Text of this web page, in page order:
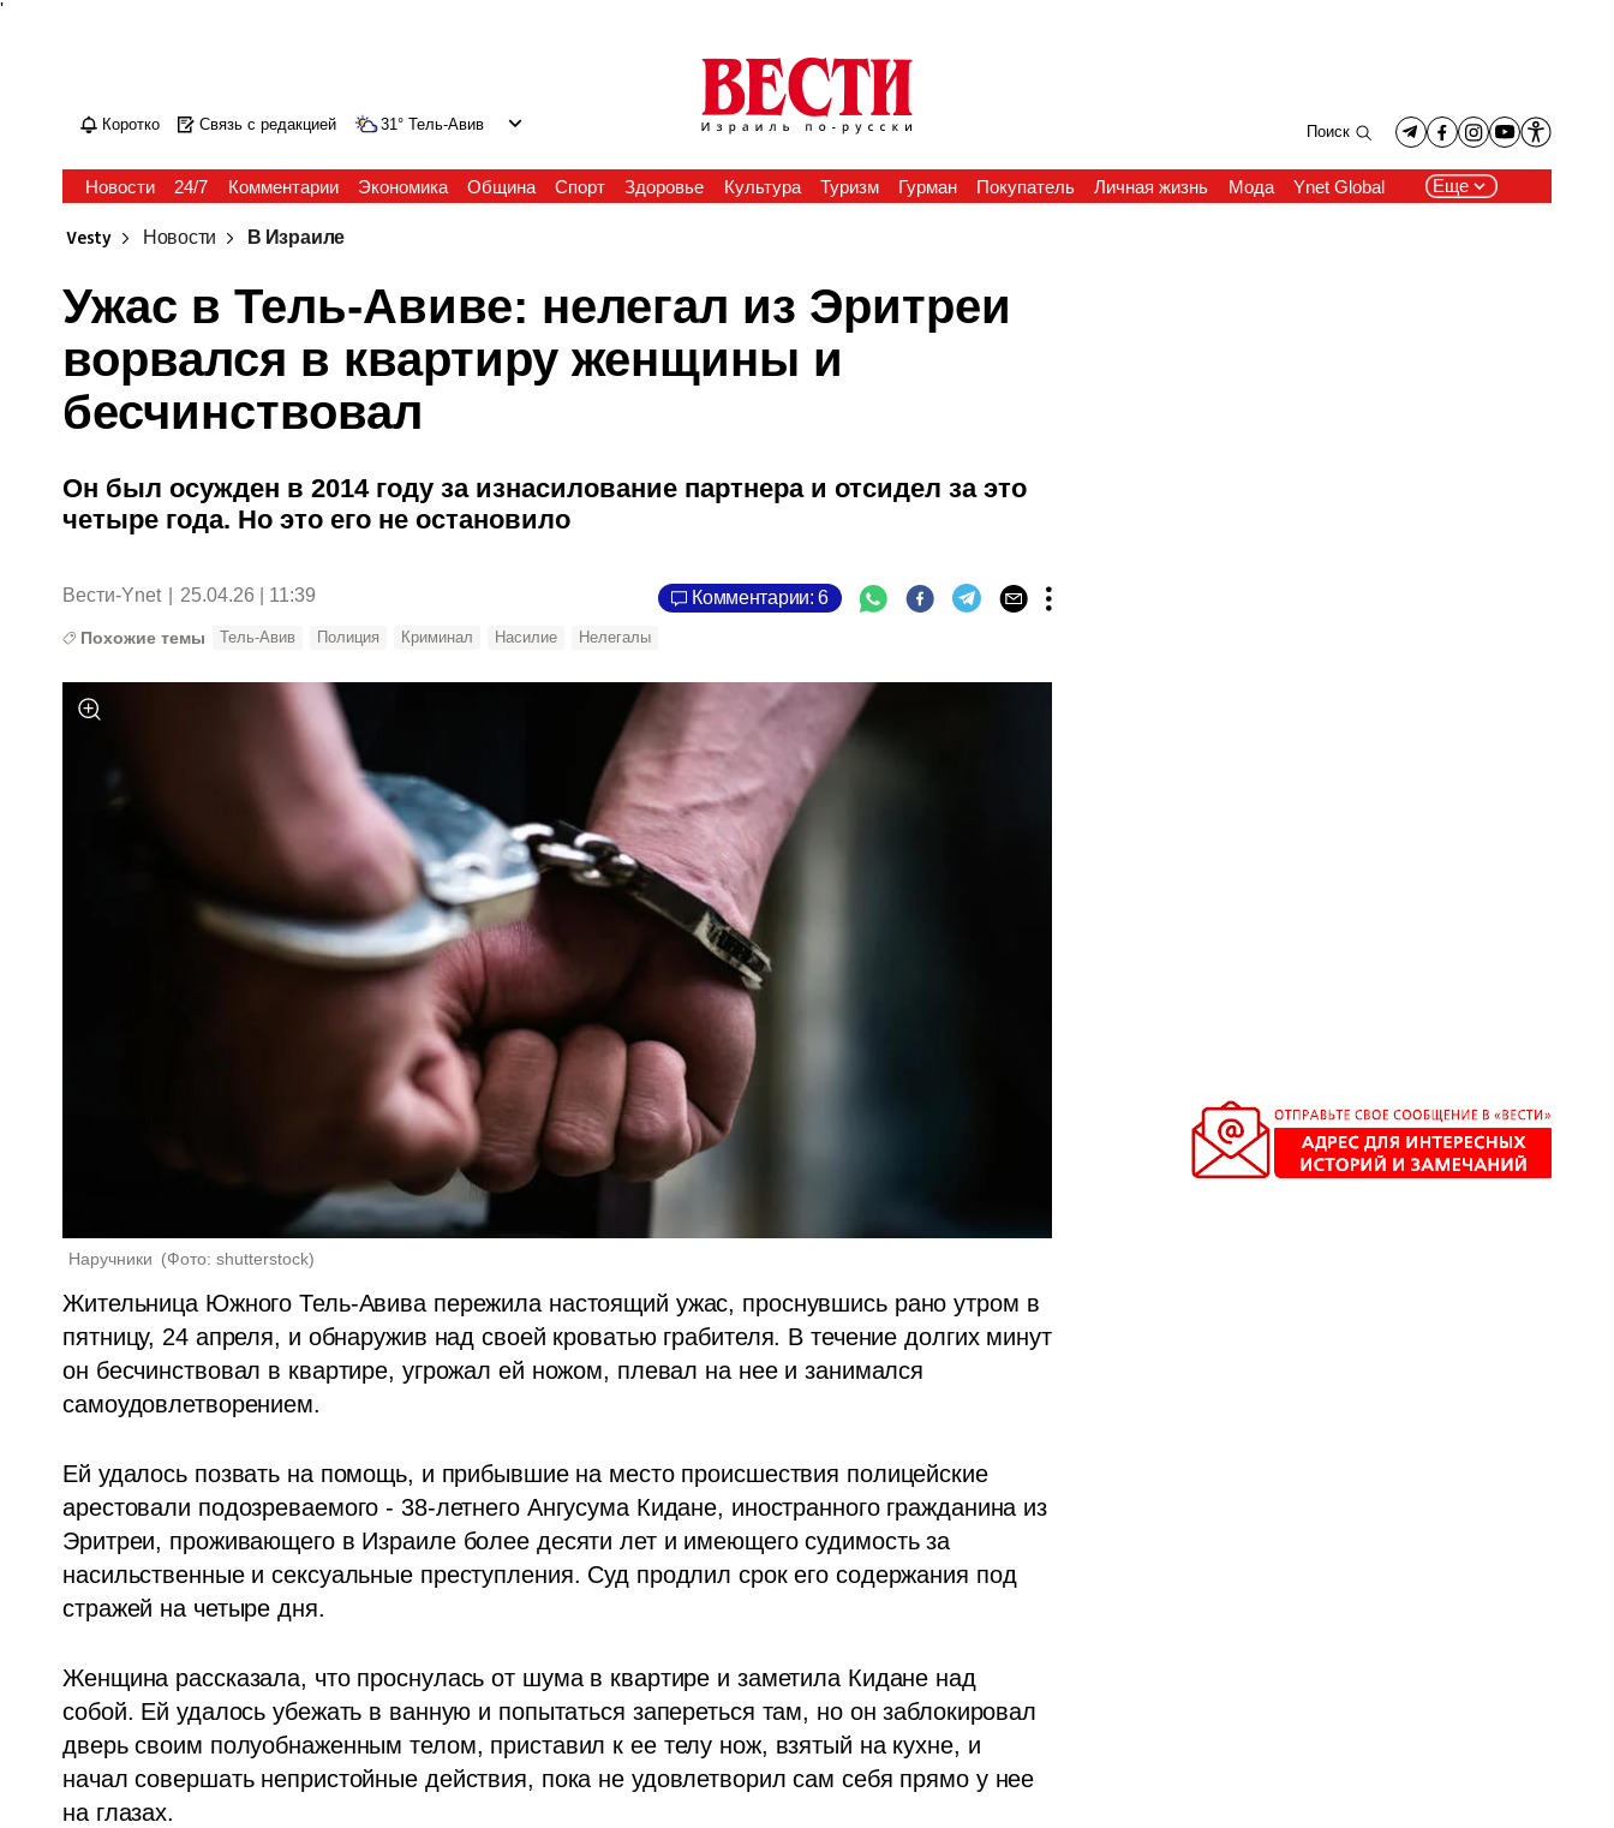
'
Коротко Связь с редакцией 31° Тель-Авив Поиск
Новости 24/7 Комментарии Экономика Община Спорт Здоровье Культура Туризм Гурман Покупатель Личная жизнь Мода Ynet Global Еще
Vesty Новости В Израиле
Ужас в Тель-Авиве: нелегал из Эритреи
ворвался в квартиру женщины и
бесчинствовал
Он был осужден в 2014 году за изнасилование партнера и отсидел за это
четыре года. Но это его не остановило
Вести-Ynet 25.04.26 | 11:39 Комментарии: 6
Похожие темы Тель-Авив Полиция Криминал Насилие Нелегалы
Наручники (Фото: shutterstock)
Жительница Южного Тель-Авива пережила настоящий ужас, проснувшись рано утром в
пятницу, 24 апреля, и обнаружив над своей кроватью грабителя. В течение долгих минут
он бесчинствовал в квартире, угрожал ей ножом, плевал на нее и занимался
самоудовлетворением.
Ей удалось позвать на помощь, и прибывшие на место происшествия полицейские
арестовали подозреваемого - 38-летнего Ангусума Кидане, иностранного гражданина из
Эритреи, проживающего в Израиле более десяти лет и имеющего судимость за
насильственные и сексуальные преступления. Суд продлил срок его содержания под
стражей на четыре дня.
Женщина рассказала, что проснулась от шума в квартире и заметила Кидане над
собой. Ей удалось убежать в ванную и попытаться запереться там, но он заблокировал
дверь своим полуобнаженным телом, приставил к ее телу нож, взятый на кухне, и
начал совершать непристойные действия, пока не удовлетворил сам себя прямо у нее
на глазах.